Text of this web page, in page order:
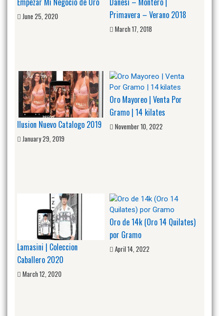
June 25, 2020
Primavera – Verano 2018
March 17, 2018
Ilusion Nuevo Catalogo 2019
January 29, 2019
Oro Mayoreo | Venta Por
Gramo | 14 kilates
November 10, 2022
Lamasini | Coleccion
Caballero 2020
March 12, 2020
Oro de 14k (Oro 14 Quilates)
por Gramo
April 14, 2022